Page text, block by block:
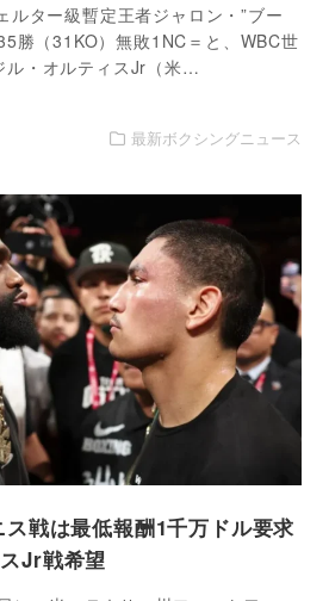
ルター級暫定王者ジャロン・”ブー
勝（31KO）無敗1NC＝と、WBC世
ル・オルティスJr（米…
最新ボクシングニュース
戦は最低報酬1千万ドル要求
スJr戦希望